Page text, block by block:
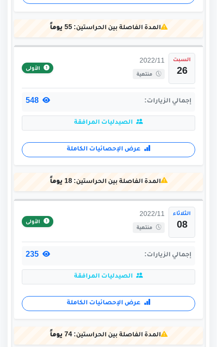
المدة الفاصلة بين الحراستين:55 يوماً
السبت
26
2022/11
منتهية
الأولى
إجمالي الزيارات:
الصيدليات المرافقة
عرض الإحصائيات الكاملة
المدة الفاصلة بين الحراستين:18 يوماً
الثلاثاء
08
2022/11
منتهية
الأولى
إجمالي الزيارات:
الصيدليات المرافقة
عرض الإحصائيات الكاملة
المدة الفاصلة بين الحراستين:74 يوماً